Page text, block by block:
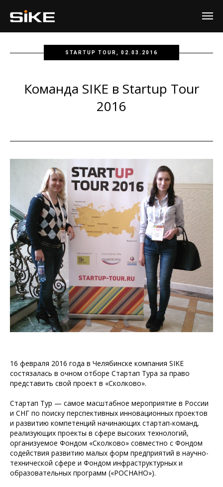
STARTUP TOUR, 02.03.2016
Команда SIKE в Startup Tour
2016
16 февраля 2016 года в Челябинске компания SIKE
состязалась в очном отборе Стартап Тура за право
представить свой проект в «Сколково».
Стартап Тур — самое масштабное мероприятие в России
и СНГ по поиску перспективных инновационных проектов
и развитию компетенций начинающих стартап-команд,
реализующих проекты в сфере высоких технологий,
организуемое Фондом «Сколково» совместно с Фондом
содействия развитию малых форм предприятий в научно-
технической сфере и Фондом инфраструктурных и
образовательных программ («РОСНАНО»).